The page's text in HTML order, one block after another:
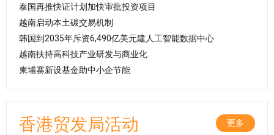
泰国再推快证计划加快审批投资项目
越南启动本土碳交易机制
韩国到2035年斥资6,490亿美元建人工智能数据中心
越南扶持高科技产业研发与商业化
柬埔寨新设基金助中小企节能
香港贸发局活动 更多